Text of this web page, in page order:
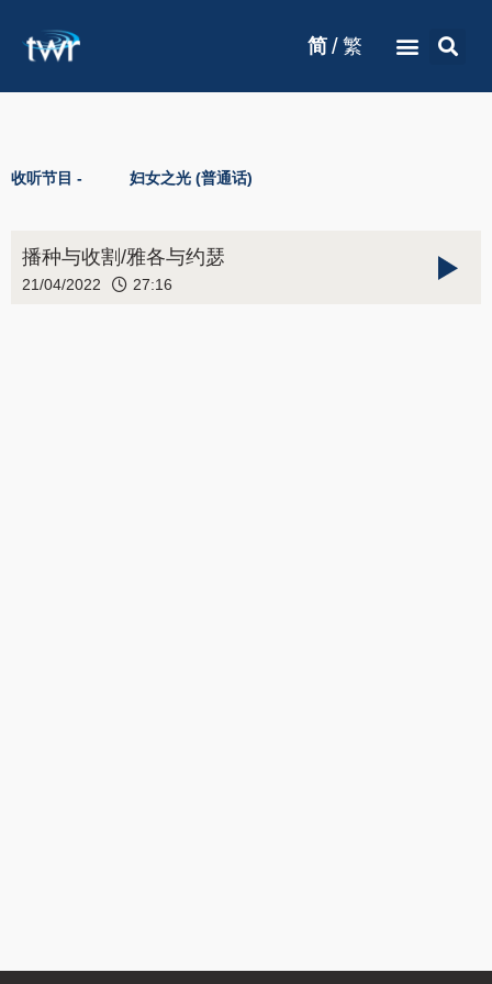
简 / 繁
收听节目 - 妇女之光 (普通话)
播种与收割/雅各与约瑟
21/04/2022 27:16